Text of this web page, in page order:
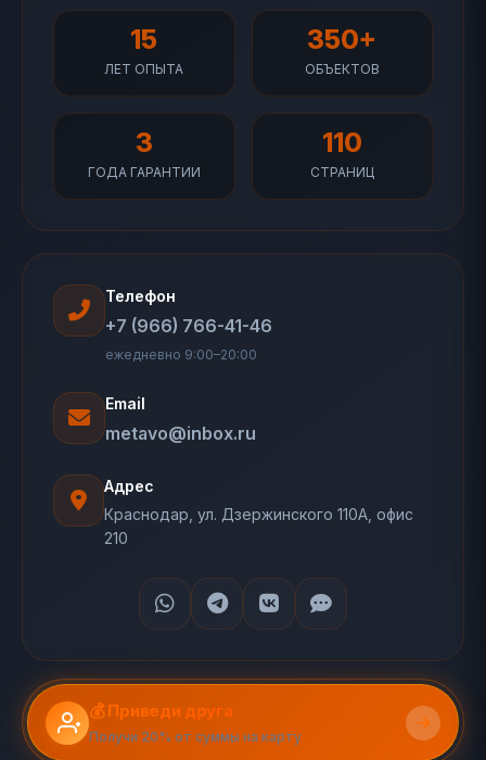
15
ЛЕТ ОПЫТА
350+
ОБЪЕКТОВ
3
ГОДА ГАРАНТИИ
110
СТРАНИЦ
Телефон
+7 (966) 766-41-46
ежедневно 9:00–20:00
Email
metavo@inbox.ru
Адрес
Краснодар, ул. Дзержинского 110А, офис
210
💰 Приведи друга
Получи 20% от суммы на карту